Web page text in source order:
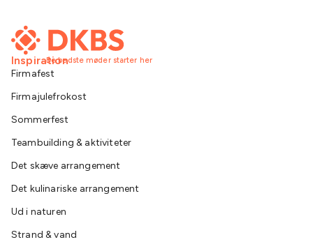
De bedste møder starter her
Inspiration
Firmafest
Firmajulefrokost
Sommerfest
Teambuilding & aktiviteter
Det skæve arrangement
Det kulinariske arrangement
Ud i naturen
Strand & vand